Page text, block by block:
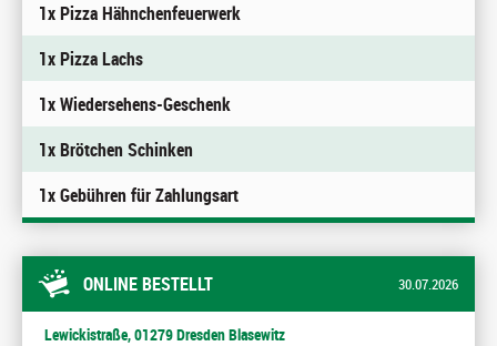
1x Pizza Hähnchenfeuerwerk
1x Pizza Lachs
1x Wiedersehens-Geschenk
1x Brötchen Schinken
1x Gebühren für Zahlungsart
ONLINE BESTELLT 30.07.2026
Lewickistraße, 01279 Dresden Blasewitz